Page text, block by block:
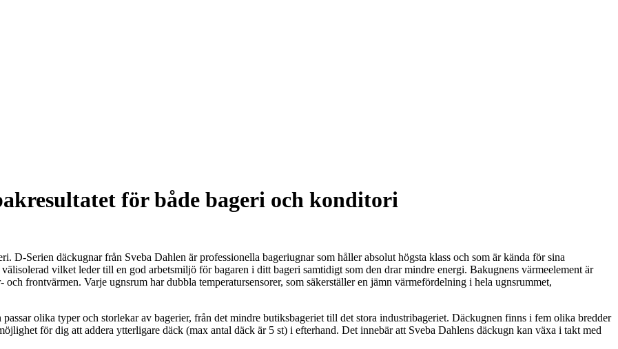
för både bageri och konditori
D-Serien däckugnar från Sveba Dahlen är professionella bageriugnar som håller absolut högsta klass och som är kända för sina
vilket leder till en god arbetsmiljö för bagaren i ditt bageri samtidigt som den drar mindre energi. Bakugnens värmeelement är
frontvärmen. Varje ugnsrum har dubbla temperatursensorer, som säkerställer en jämn värmefördelning i hela ugnsrummet,
olika typer och storlekar av bagerier, från det mindre butiksbageriet till det stora industribageriet. Däckugnen finns i fem olika bredder
för dig att addera ytterligare däck (max antal däck är 5 st) i efterhand. Det innebär att Sveba Dahlens däckugn kan växa i takt med